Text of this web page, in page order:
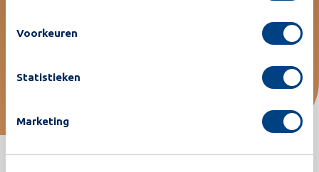
Voorkeuren
Statistieken
Marketing